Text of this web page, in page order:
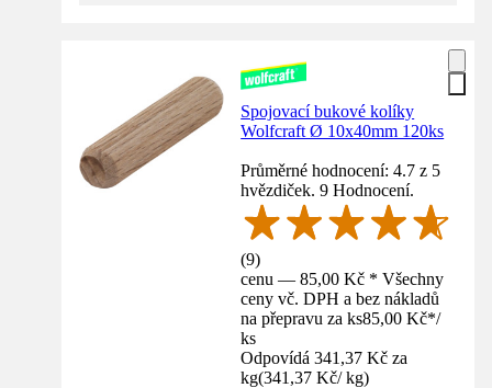
Spojovací bukové kolíky
Wolfcraft Ø 10x40mm 120ks
Průměrné hodnocení: 4.7 z 5
hvězdiček. 9 Hodnocení.
(9)
cenu — 85,00 Kč * Všechny
ceny vč. DPH a bez nákladů
na přepravu za ks85,00 Kč*/
ks
Odpovídá 341,37 Kč za
kg(341,37 Kč/ kg)